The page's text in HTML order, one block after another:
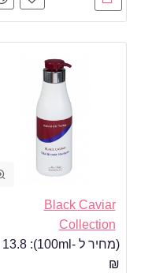
Black Caviar
Collection
(מחיר ל -100ml):
13.8
₪